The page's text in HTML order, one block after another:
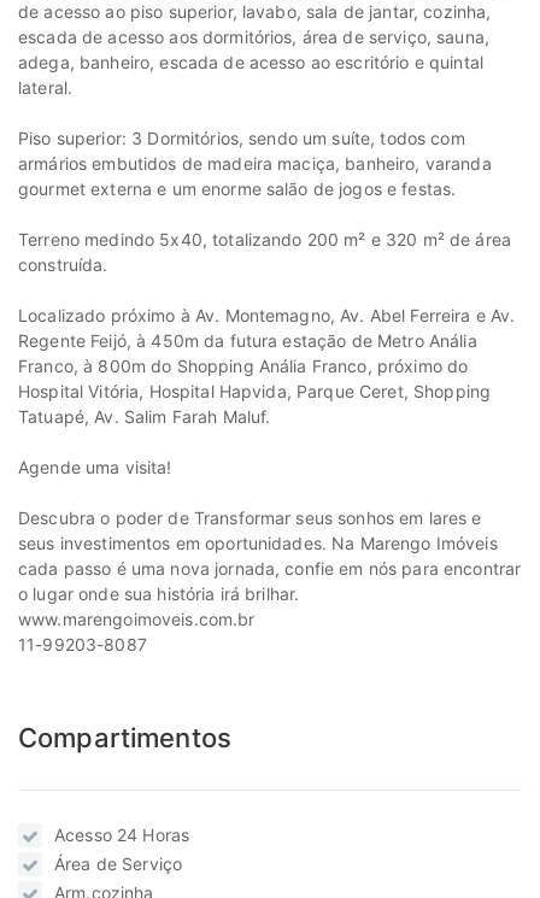
de acesso ao piso superior, lavabo, sala de jantar, cozinha,
escada de acesso aos dormitórios, área de serviço, sauna,
adega, banheiro, escada de acesso ao escritório e quintal
lateral.
Piso superior: 3 Dormitórios, sendo um suíte, todos com
armários embutidos de madeira maciça, banheiro, varanda
gourmet externa e um enorme salão de jogos e festas.
Terreno medindo 5x40, totalizando 200 m² e 320 m² de área
construída.
Localizado próximo à Av. Montemagno, Av. Abel Ferreira e Av.
Regente Feijó, à 450m da futura estação de Metro Anália
Franco, à 800m do Shopping Anália Franco, próximo do
Hospital Vitória, Hospital Hapvida, Parque Ceret, Shopping
Tatuapé, Av. Salim Farah Maluf.
Agende uma visita!
Descubra o poder de Transformar seus sonhos em lares e
seus investimentos em oportunidades. Na Marengo Imóveis
cada passo é uma nova jornada, confie em nós para encontrar
o lugar onde sua história irá brilhar.
www.marengoimoveis.com.br
11-99203-8087
Compartimentos
Acesso 24 Horas
Área de Serviço
Arm.cozinha